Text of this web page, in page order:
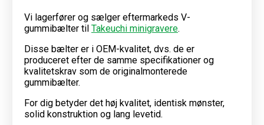
Vi lagerfører og sælger eftermarkeds V-
gummibælter til Takeuchi minigravere.
Disse bælter er i OEM-kvalitet, dvs. de er
produceret efter de samme specifikationer og
kvalitetskrav som de originalmonterede
gummibælter.
For dig betyder det høj kvalitet, identisk mønster,
solid konstruktion og lang levetid.